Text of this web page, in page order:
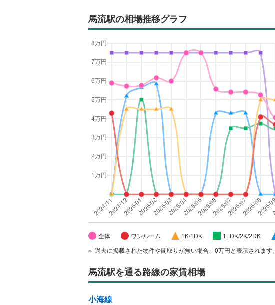
馬流駅の相場推移グラフ
全体 ワンルーム 1K/1DK 1LDK/2K/2DK
過去に掲載された物件や間取りが無い場合、0万円と表示されます。
馬流駅を通る路線の家賃相場
小海線